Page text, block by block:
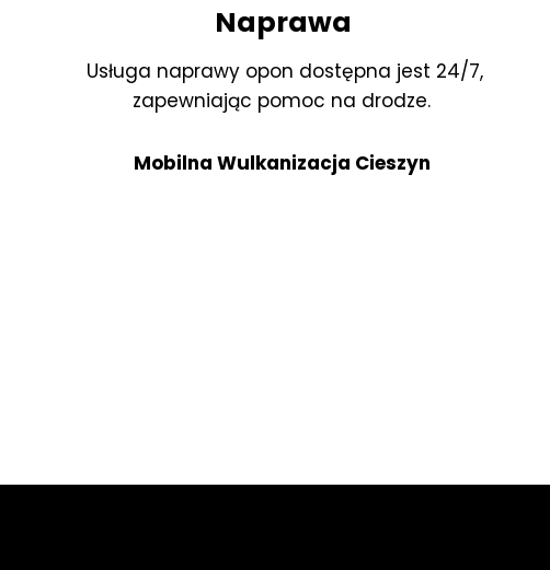
Naprawa
Usługa naprawy opon dostępna jest 24/7,
zapewniając pomoc na drodze.
Mobilna Wulkanizacja Cieszyn